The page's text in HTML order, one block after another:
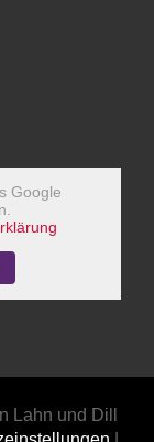
Google
Lahn und Dill